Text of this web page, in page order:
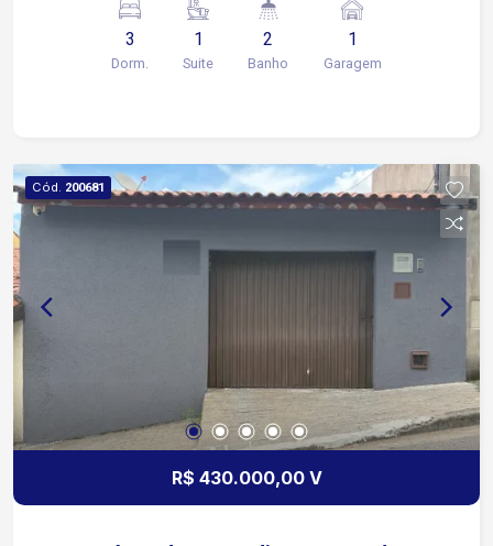
3
Dorm.
1
Suite
2
Banho
1
Garagem
Cód. 200681
R$ 430.000,00 V